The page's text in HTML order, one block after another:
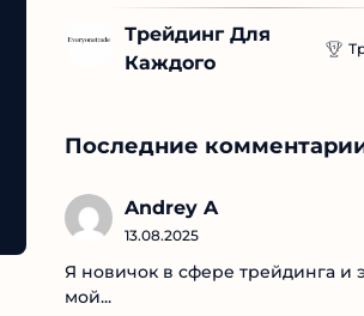
Трейдинг Для
Каждого
Последние комментарии
Andrey A
13.08.2025
Я новичок в сфере трейдинга и
мой...